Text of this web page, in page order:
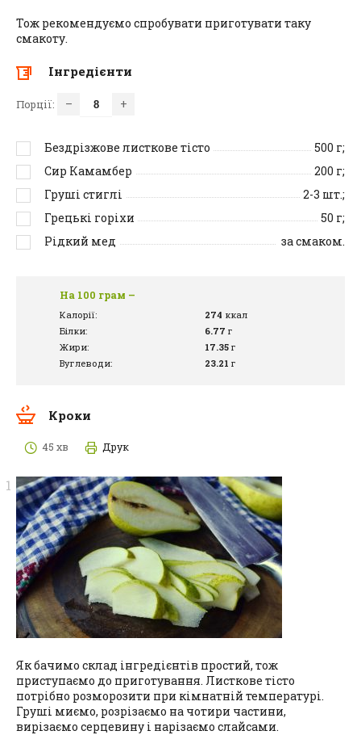
Тож рекомендуємо спробувати приготувати таку
смакоту.
Інгредієнти
Порції: – +
Бездрізжове листкове тісто 500 г;
Сир Камамбер
200 г;
Груші стиглі
2-3 шт.;
Грецькі горіхи
50 г;
Рідкий мед
за смаком.
На 100 грам –
Калорії: 274 ккал
Білки:
6.77 г
Жири:
17.35 г
Вуглеводи:
23.21 г
Кроки
45 хв Друк
Як бачимо склад інгредієнтів простий, тож
приступаємо до приготування. Листкове тісто
потрібно розморозити при кімнатній температурі.
Груші миємо, розрізаємо на чотири частини,
вирізаємо серцевину і нарізаємо слайсами.